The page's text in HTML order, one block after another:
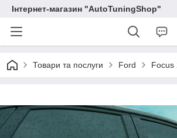
Інтернет-магазин "AutoTuningShop"
Товари та послуги Ford Focus